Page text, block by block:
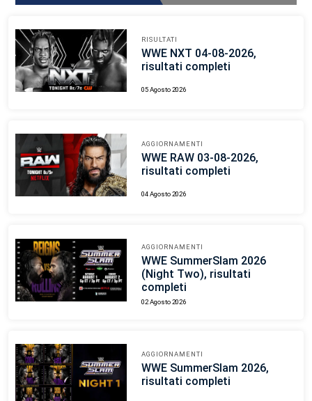
RISULTATI
WWE NXT 04-08-2026,
risultati completi
05 Agosto 2026
AGGIORNAMENTI
WWE RAW 03-08-2026,
risultati completi
04 Agosto 2026
AGGIORNAMENTI
WWE SummerSlam 2026
(Night Two), risultati
completi
02 Agosto 2026
AGGIORNAMENTI
WWE SummerSlam 2026,
risultati completi